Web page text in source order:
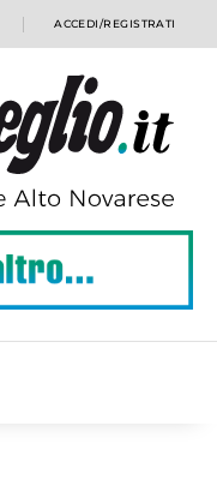
ACCEDI/REGISTRATI